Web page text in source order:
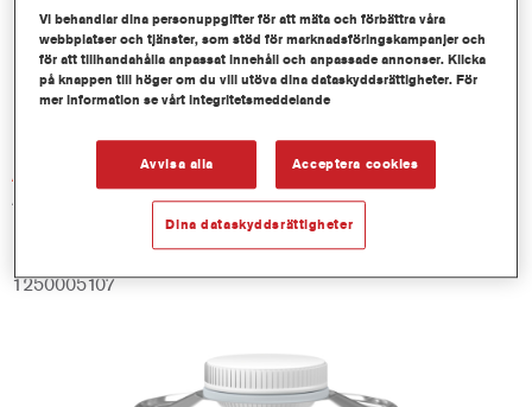
Produktfunktioner
Product Variant
Artikelnummer
AZ9405 1.00 LI
1250005107
Vi behandlar dina personuppgifter för att mäta och förbättra våra
webbplatser och tjänster, som stöd för marknadsföringskampanjer och
för att tillhandahålla anpassat innehåll och anpassade annonser. Klicka
på knappen till höger om du vill utöva dina dataskyddsrättigheter. För
mer information se vårt integritetsmeddelande
Avvisa alla Acceptera cookies
Dina dataskyddsrättigheter